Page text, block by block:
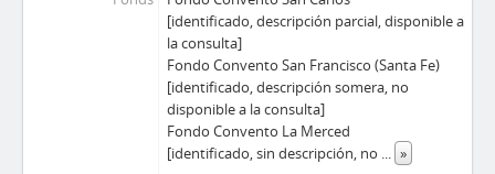
[identificado, descripción parcial, disponible a
la consulta]
Fondo Convento San Francisco (Santa Fe)
[identificado, descripción somera, no
disponible a la consulta]
Fondo Convento La Merced
[identificado, sin descripción, no ... »